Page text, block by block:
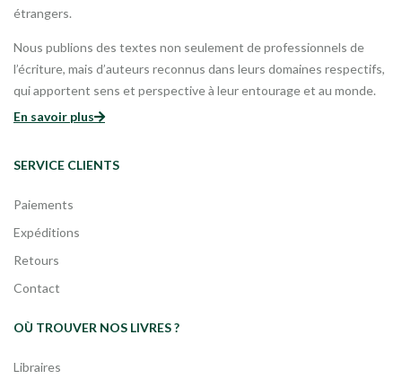
étrangers.
Nous publions des textes non seulement de professionnels de
l’écriture, mais d’auteurs reconnus dans leurs domaines respectifs,
qui apportent sens et perspective à leur entourage et au monde.
En savoir plus
SERVICE CLIENTS
Paiements
Expéditions
Retours
Contact
OÙ TROUVER NOS LIVRES ?
Libraires